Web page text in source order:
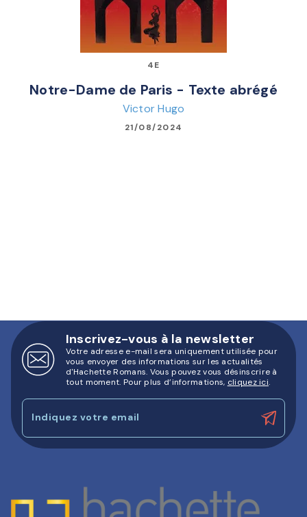
4E
Notre-Dame de Paris - Texte abrégé
Victor Hugo
21/08/2024
Inscrivez-vous à la newsletter
Votre adresse e-mail sera uniquement utilisée pour
vous envoyer des informations sur les actualités
d'Hachette Romans. Vous pouvez vous désinscrire à
tout moment. Pour plus d’informations, cliquez ici.
Indiquez votre email